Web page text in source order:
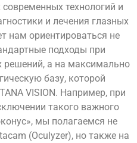
технологий и
и лечения глазных
нам ориентироваться не
подходы при
решений, а на максимально
базу, которой
VISION. Например, при
такого важного
мы полагаемся не
(Oculyzer), но также на